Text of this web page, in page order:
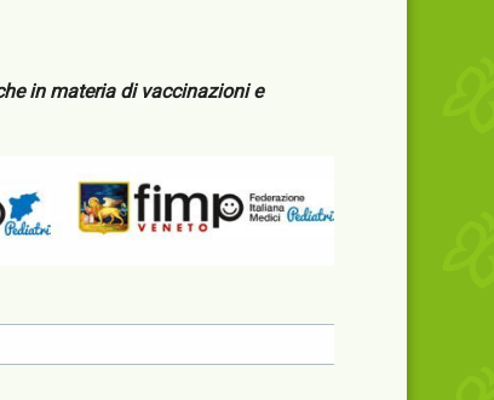
in materia di vaccinazioni e